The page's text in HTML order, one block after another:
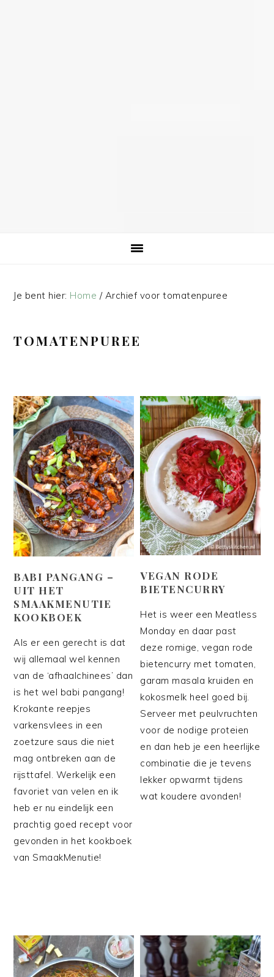
Je bent hier: Home /Archief voor tomatenpuree
TOMATENPUREE
BABI PANGANG –
UIT HET
SMAAKMENUTIE
KOOKBOEK
Als er een gerecht is dat
wij allemaal wel kennen
van de ‘afhaalchinees’ dan
is het wel babi pangang!
Krokante reepjes
varkensvlees in een
zoetzure saus die niet
mag ontbreken aan de
rijsttafel. Werkelijk een
favoriet van velen en ik
heb er nu eindelijk een
prachtig goed recept voor
gevonden in het kookboek
van SmaakMenutie!
VEGAN RODE
BIETENCURRY
Het is weer een Meatless
Monday en daar past
deze romige, vegan rode
bietencurry met tomaten,
garam masala kruiden en
kokosmelk heel goed bij.
Serveer met peulvruchten
voor de nodige proteien
en dan heb je een heerlijke
combinatie die je tevens
lekker opwarmt tijdens
wat koudere avonden!